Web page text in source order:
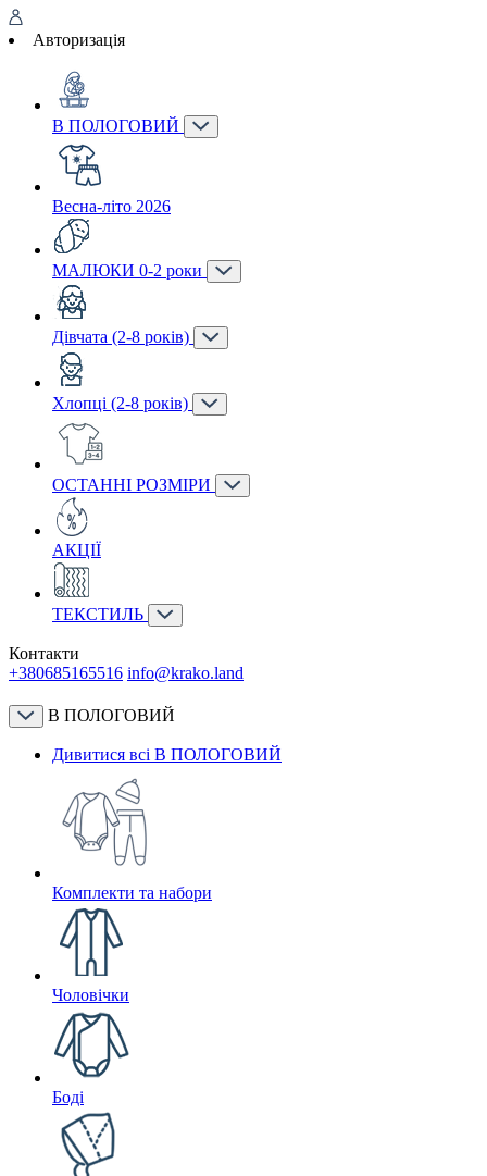
Авторизація
В ПОЛОГОВИЙ
Весна-літо 2026
МАЛЮКИ 0-2 роки
Дівчата (2-8 років)
Хлопці (2-8 років)
ОСТАННІ РОЗМІРИ
АКЦІЇ
ТЕКСТИЛЬ
Контакти
+380685165516 info@krako.land
В ПОЛОГОВИЙ
Дивитися всі В ПОЛОГОВИЙ
Комплекти та набори
Чоловічки
Боді